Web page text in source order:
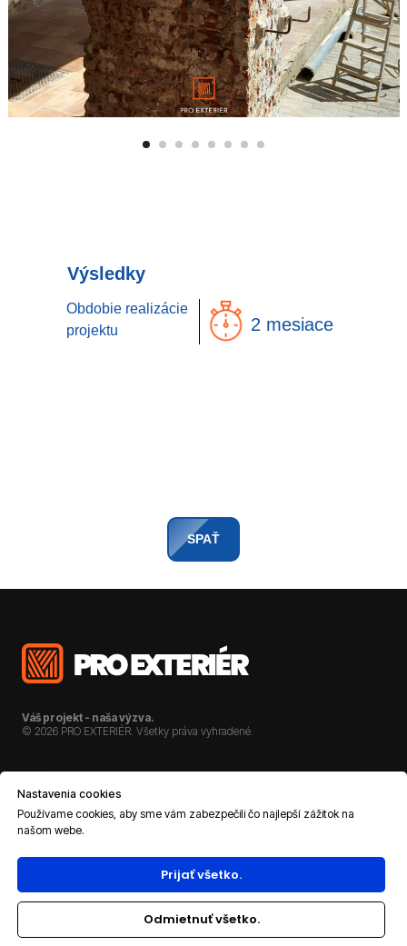
Výsledky
2 mesiace
Obdobie realizácie
projektu
SPAŤ
Váš projekt - naša výzva.
© 2026 PRO EXTERIÉR. Všetky práva vyhradené.
REFERENCIE
KONTAKT
OCHRANA OSOBNÝCH ÚDAJOV
Nastavenia cookies
Používame cookies, aby sme vám zabezpečili čo najlepší zážitok na
našom webe.
Prijať všetko.
Odmietnuť všetko.